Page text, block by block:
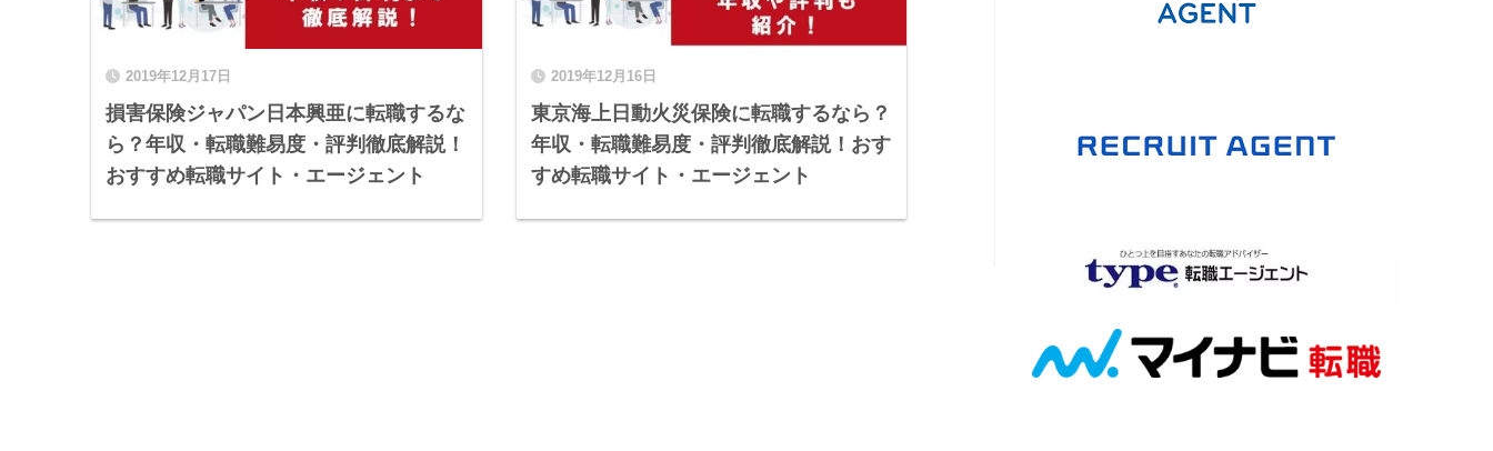
2019年12月17日
損害保険ジャパン日本興亜に転職するな
ら？年収・転職難易度・評判徹底解説！
おすすめ転職サイト・エージェント
2019年12月16日
東京海上日動火災保険に転職するなら？
年収・転職難易度・評判徹底解説！おす
すめ転職サイト・エージェント